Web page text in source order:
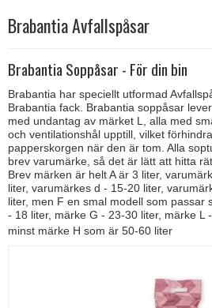
Brabantia Avfallspåsar
Brabantia Soppåsar - För din bin
Brabantia har speciellt utformad
Brabantia fack. Brabantia soppåsar
med undantag av märket L, alla med
och ventilationshål upptill, vilket
papperskorgen när den är tom. Alla
brev varumärke, så det är lätt att hitta
Brev märken är helt A är 3 liter,
liter, varumärkes d - 15-20 liter,
liter, men F en smal modell som passar
- 18 liter, märke G - 23-30 liter, märke L
minst märke H som är 50-60 liter